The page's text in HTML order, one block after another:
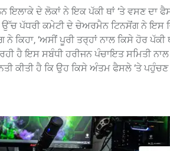
ਦੇ ਲੋਕਾਂ ਨੇ ਇਕ ਪੱਕੀ ਥਾਂ ‘ਤੇ ਵਸਣ ਦਾ
ਪੱਧਰੀ ਕਮੇਟੀ ਦੇ ਚੇਅਰਮੈਨ ਟਿਨਸੋਂਗ ਨੇ ਇਸ
ਕਿਹਾ, ‘ਅਸੀਂ ਪੂਰੀ ਤਰ੍ਹਾਂ ਨਾਲ ਕਿਸੇ ਹੋਰ
ਹੈ ਇਸ ਸਬੰਧੀ ਹਰੀਜਨ ਪੰਚਾਇਤ ਸਮਿਤੀ
ਕੀਤੀ ਹੈ ਕਿ ਉਹ ਕਿਸੇ ਅੰਤਮ ਫੈਸਲੇ ‘ਤੇ